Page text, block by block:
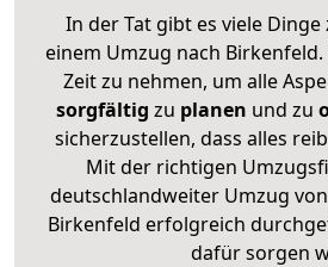
In der Tat gibt es viele
einem Umzug nach
Zeit zu nehmen, um alle
sorgfältig zu planen und zu
sicherzustellen, dass alles
Mit der richtigen
deutschlandweiter Umzug
Birkenfeld erfolgreich
dafür sorgen